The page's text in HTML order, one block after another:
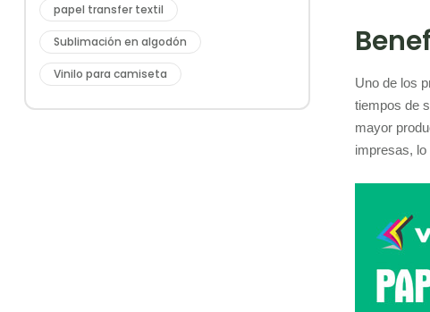
Uno de los
tiempos de
mayor
impresas, lo
papel transfer textil
Sublimación en algodón
Vinilo para camiseta